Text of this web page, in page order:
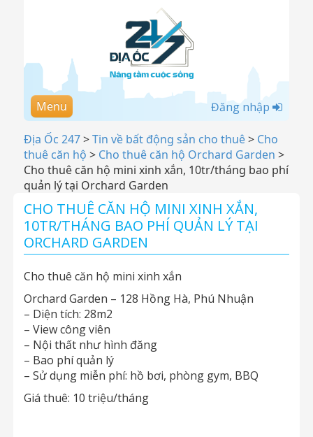
Menu Đăng nhập
Địa Ốc 247>Tin về bất động sản cho thuê> Cho
thuê căn hộ > Cho thuê căn hộ Orchard Garden >
Cho thuê căn hộ mini xinh xắn, 10tr/tháng bao phí
quản lý tại Orchard Garden
CHO THUÊ CĂN HỘ MINI XINH XẮN,
10TR/THÁNG BAO PHÍ QUẢN LÝ TẠI
ORCHARD GARDEN
Cho thuê căn hộ mini xinh xắn
Orchard Garden – 128 Hồng Hà, Phú Nhuận
– Diện tích: 28m2
– View công viên
– Nội thất như hình đăng
– Bao phí quản lý
– Sử dụng miễn phí: hồ bơi, phòng gym, BBQ
Giá thuê: 10 triệu/tháng